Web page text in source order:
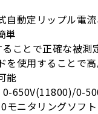
自動定リップル電
単
ことで正確な被
を使用することで
能
0-650V(11800)/0-
モニタリングソフ